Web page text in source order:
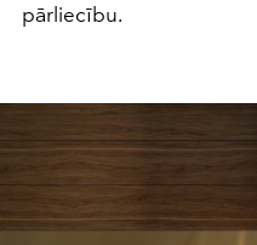
pārliecību.